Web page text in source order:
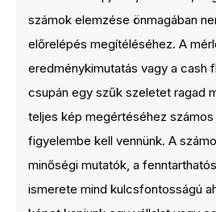
számok elemzése önmagában
előrelépés megítéléséhez. A
eredménykimutatás vagy a cash
csupán egy szűk szeletet ragad
teljes kép megértéséhez
figyelembe kell vennünk. A
minőségi mutatók, a
ismerete mind kulcsfontosságú